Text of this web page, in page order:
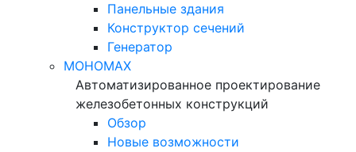
Панельные здания
Конструктор сечений
Генератор
МОНОМАХ
Автоматизированное проектирование
железобетонных конструкций
Обзор
Новые возможности